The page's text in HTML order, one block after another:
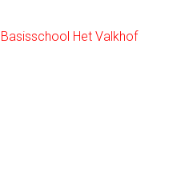
Basisschool Het Valkhof